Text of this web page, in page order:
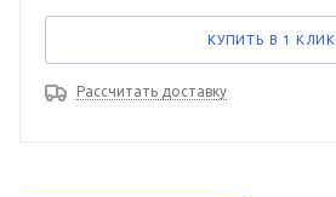
КУПИТЬ В 1 КЛИК
Рассчитать доставку